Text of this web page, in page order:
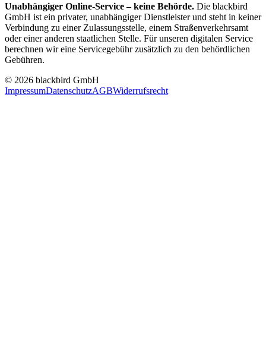
Unabhängiger Online-Service – keine Behörde. Die blackbird
GmbH ist ein privater, unabhängiger Dienstleister und steht in keiner
Verbindung zu einer Zulassungsstelle, einem Straßenverkehrsamt
oder einer anderen staatlichen Stelle. Für unseren digitalen Service
berechnen wir eine Servicegebühr zusätzlich zu den behördlichen
Gebühren.
© 2026 blackbird GmbH
ImpressumDatenschutzAGBWiderrufsrecht